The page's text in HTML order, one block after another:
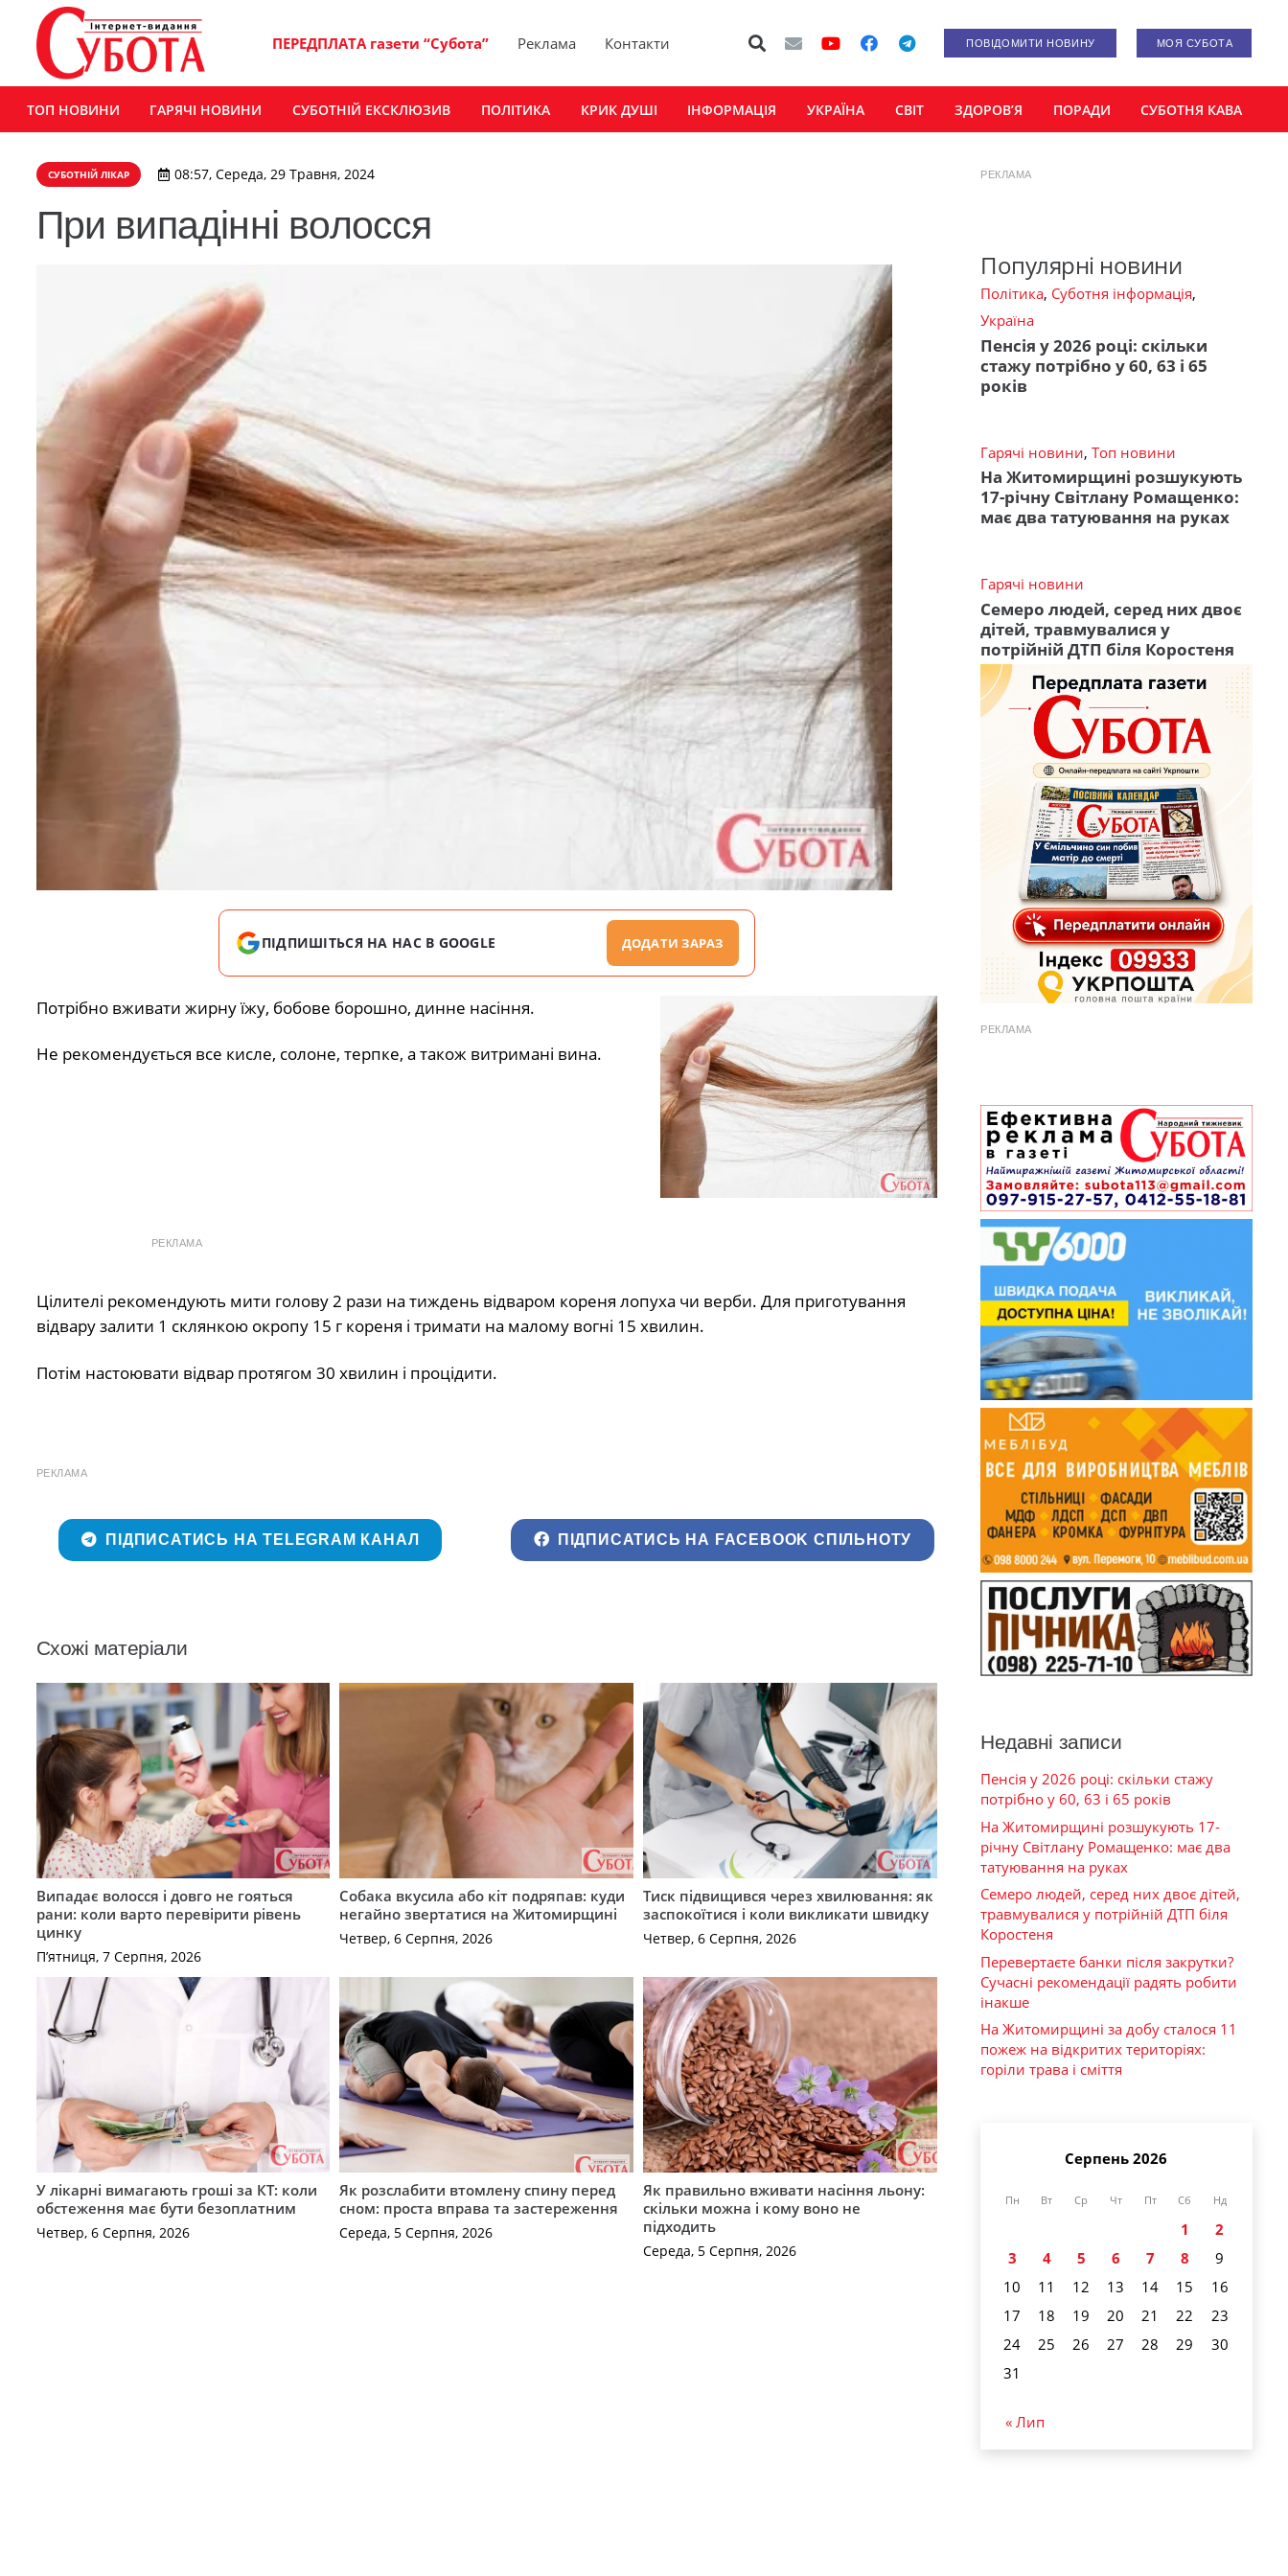
ПЕРЕДПЛАТА газети “Субота” Реклама Контакти ПОВІДОМИТИ НОВИНУ МОЯ СУБОТА
ТОП НОВИНИ ГАРЯЧІ НОВИНИ СУБОТНІЙ ЕКСКЛЮЗИВ ПОЛІТИКА КРИК ДУШІ ІНФОРМАЦІЯ УКРАЇНА СВІТ ЗДОРОВ’Я ПОРАДИ СУБОТНЯ КАВА
СУБОТНІЙ ЛІКАР 08:57, Середа, 29 Травня, 2024
При випадінні волосся
ПІДПИШІТЬСЯ НА НАС В GOOGLE ДОДАТИ ЗАРАЗ
Потрібно вживати жирну їжу, бобове борошно, динне насіння.
Не рекомендується все кисле, солоне, терпке, а також витримані вина.
РЕКЛАМА
Цілителі рекомендують мити голову 2 рази на тиждень відваром кореня лопуха чи верби. Для приготування
відвару залити 1 склянкою окропу 15 г кореня і тримати на малому вогні 15 хвилин.
Потім настоювати відвар протягом 30 хвилин і процідити.
РЕКЛАМА
ПІДПИСАТИСЬ НА TELEGRAM КАНАЛ ПІДПИСАТИСЬ НА FACEBOOK СПІЛЬНОТУ
Схожі матеріали
Випадає волосся і довго не гояться
рани: коли варто перевірити рівень
цинку
П’ятниця, 7 Серпня, 2026
Собака вкусила або кіт подряпав: куди
негайно звертатися на Житомирщині
Четвер, 6 Серпня, 2026
Тиск підвищився через хвилювання: як
заспокоїтися і коли викликати швидку
Четвер, 6 Серпня, 2026
У лікарні вимагають гроші за КТ: коли
обстеження має бути безоплатним
Четвер, 6 Серпня, 2026
Як розслабити втомлену спину перед
сном: проста вправа та застереження
Середа, 5 Серпня, 2026
Як правильно вживати насіння льону:
скільки можна і кому воно не
підходить
Середа, 5 Серпня, 2026
РЕКЛАМА
Популярні новини
Політика, Суботня інформація,
Україна
Пенсія у 2026 році: скільки
стажу потрібно у 60, 63 і 65
років
Гарячі новини, Топ новини
На Житомирщині розшукують
17-річну Світлану Ромащенко:
має два татуювання на руках
Гарячі новини
Семеро людей, серед них двоє
дітей, травмувалися у
потрійній ДТП біля Коростеня
РЕКЛАМА
Недавні записи
Пенсія у 2026 році: скільки стажу
потрібно у 60, 63 і 65 років
На Житомирщині розшукують 17-
річну Світлану Ромащенко: має два
татуювання на руках
Семеро людей, серед них двоє дітей,
травмувалися у потрійній ДТП біля
Коростеня
Перевертаєте банки після закрутки?
Сучасні рекомендації радять робити
інакше
На Житомирщині за добу сталося 11
пожеж на відкритих територіях:
горіли трава і сміття
Серпень 2026
Пн Вт Ср Чт Пт Сб Нд
1
2
3
4 5 6 7 8
9
10
11 12 13 14 15
16
17
18 19 20 21 22
23
24
25 26 27 28 29
30
31
« Лип